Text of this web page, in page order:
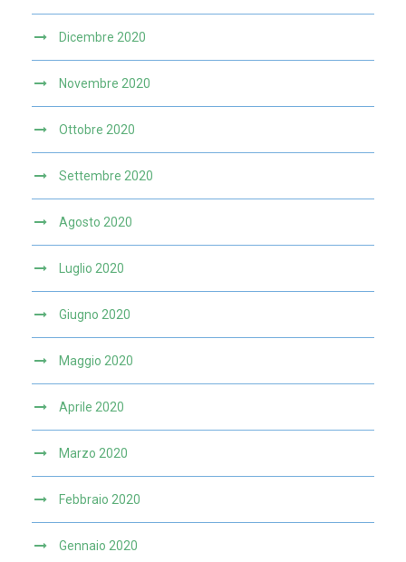
Dicembre 2020
Novembre 2020
Ottobre 2020
Settembre 2020
Agosto 2020
Luglio 2020
Giugno 2020
Maggio 2020
Aprile 2020
Marzo 2020
Febbraio 2020
Gennaio 2020